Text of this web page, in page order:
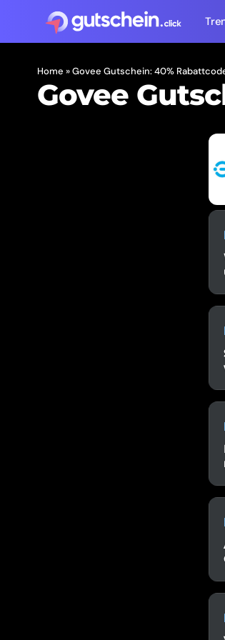
Govee
Home »Govee Gutschein: 40%